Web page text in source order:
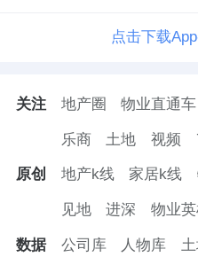
点击下载
关注 地产圈 物业直通车
乐商 土地 视频
原创 地产k线 家居k线
见地 进深 物业
数据 公司库 人物库